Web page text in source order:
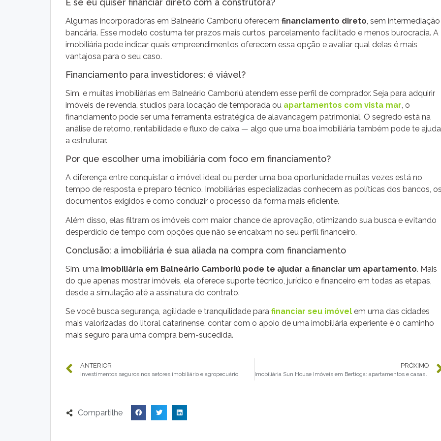
Algumas incorporadoras em Balneário Camboriú oferecem financiamento direto , sem intermediação
bancária. Esse modelo costuma ter prazos mais curtos, parcelamento facilitado e menos burocracia. A
imobiliária pode indicar quais empreendimentos oferecem essa opção e avaliar qual delas é mais
vantajosa para o seu caso.
Financiamento para investidores: é viável?
Sim, e muitas imobiliárias em Balneário Camboriú atendem esse perfil de comprador. Seja para adquirir
imóveis de revenda, studios para locação de temporada ou apartamentos com vista mar, o
financiamento pode ser uma ferramenta estratégica de alavancagem patrimonial. O segredo está na
análise de retorno, rentabilidade e fluxo de caixa — algo que uma boa imobiliária também pode te
a estruturar.
Por que escolher uma imobiliária com foco em financiamento?
A diferença entre conquistar o imóvel ideal ou perder uma boa oportunidade muitas vezes está no
tempo de resposta e preparo técnico. Imobiliárias especializadas conhecem as políticas dos bancos,
documentos exigidos e como conduzir o processo da forma mais eficiente.
Além disso, elas filtram os imóveis com maior chance de aprovação, otimizando sua busca e evitando
desperdício de tempo com opções que não se encaixam no seu perfil financeiro.
Conclusão: a imobiliária é sua aliada na compra com financiamento
Sim, uma imobiliária em Balneário Camboriú pode te ajudar a financiar um apartamento. Mais
do que apenas mostrar imóveis, ela oferece suporte técnico, jurídico e financeiro em todas as etapas,
desde a simulação até a assinatura do contrato.
Se você busca segurança, agilidade e tranquilidade para financiar seu imóvel em uma das cidades
mais valorizadas do litoral catarinense, contar com o apoio de uma imobiliária experiente é o caminho
mais seguro para uma compra bem-sucedida.
ANTERIOR
Investimentos seguros nos setores imobiliário e agropecuário
PRÓXIMO
Imobiliária Sun House Imóveis em Bertioga: apartamentos e casas à venda
Compartilhe